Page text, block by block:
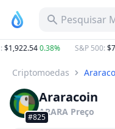
Pesquisar
$1,922.540.38% S&P 500:
Criptomoedas
#825
Araracoin
ARARA Preço